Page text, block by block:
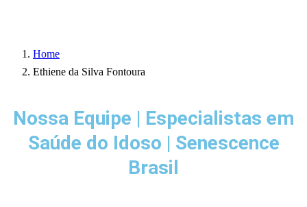
Home
Ethiene da Silva Fontoura
Nossa Equipe | Especialistas em
Saúde do Idoso | Senescence
Brasil